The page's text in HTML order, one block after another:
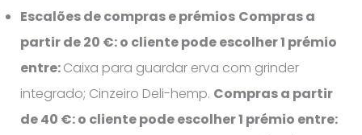
Escalões de compras e prémios Compras a
partir de 20 €: o cliente pode escolher 1 prémio
entre:Caixa para guardar erva com grinder
integrado; Cinzeiro Deli-hemp. Compras a partir
de 40 €: o cliente pode escolher 1 prémio entre: